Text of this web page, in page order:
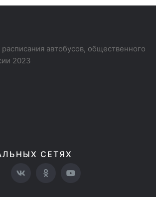
автобусов, общественного
2023
СЕТЯХ